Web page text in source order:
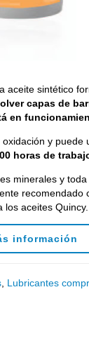
aceite sintético
capas de
en
y puede
horas de
minerales y
recomendado
los aceites Quincy.
información
Lubricantes